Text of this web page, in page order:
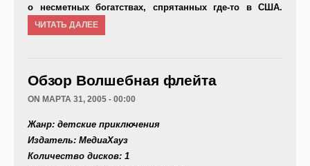
о несметных богатствах, спрятанных где-то в США.
ЧИТАТЬ ДАЛЕЕ
Обзор Волшебная флейта
ON МАРТА 31, 2005 - 00:00
Жанр: детские приключения
Издатель: МедиаХауз
Количество дисков: 1